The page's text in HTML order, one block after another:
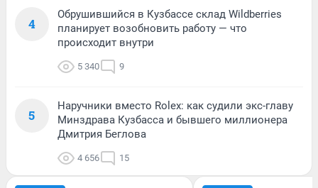
4
Обрушившийся в Кузбассе склад Wildberries
планирует возобновить работу — что
происходит внутри
5 340 9
5
Наручники вместо Rolex: как судили экс-главу
Минздрава Кузбасса и бывшего миллионера
Дмитрия Беглова
4 656 15